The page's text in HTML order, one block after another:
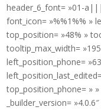
header_6_font= »01-
font_icon= »%%1%% »
top_position= »48% »
tooltip_max_width=
left_position_phone=
top_position_phone= »
_builder_version=